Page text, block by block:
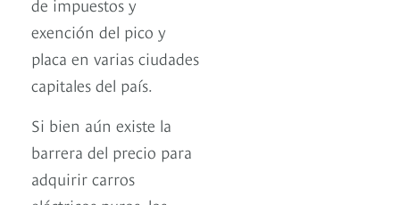
exención del pico y
placa en varias ciudades
capitales del país.
Si bien aún existe la
barrera del precio para
adquirir carros